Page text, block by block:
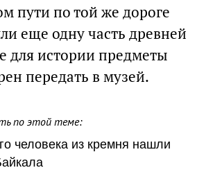
пути по той же дороге
еще одну часть древней
для истории предметы
передать в музей.
по этой теме:
человека из кремня нашли